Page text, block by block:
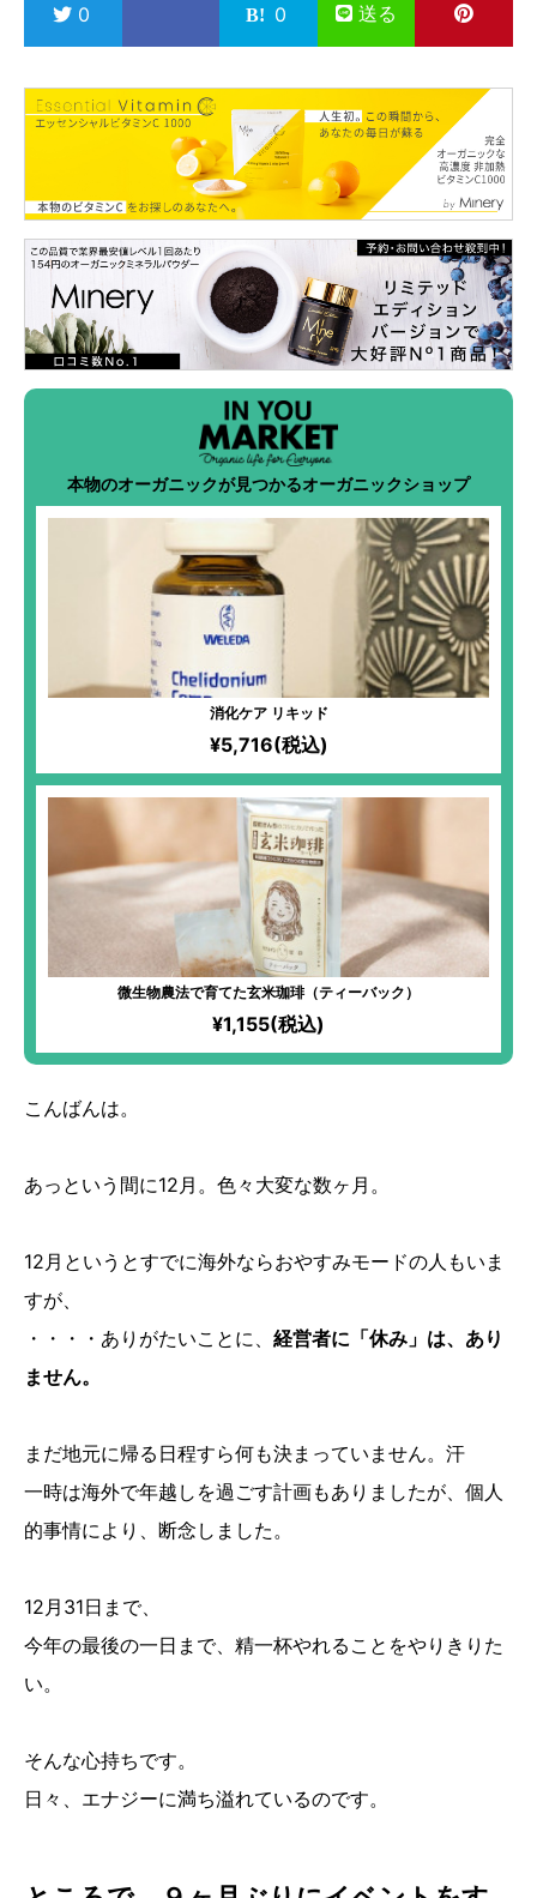
0 0 送る
本物のオーガニックが見つかるオーガニックショップ
消化ケア リキッド
¥5,716(税込)
微生物農法で育てた玄米珈琲（ティーバック）
¥1,155(税込)
こんばんは。
あっという間に12月。色々大変な数ヶ月。
12月というとすでに海外ならおやすみモードの人もいま
すが、
・・・・ありがたいことに、 経営者に「休み」は、あり
ません。
まだ地元に帰る日程すら何も決まっていません。汗
一時は海外で年越しを過ごす計画もありましたが、個人
的事情により、断念しました。
12月31日まで、
今年の最後の一日まで、精一杯やれることをやりきりた
い。
そんな心持ちです。
日々、エナジーに満ち溢れているのです。